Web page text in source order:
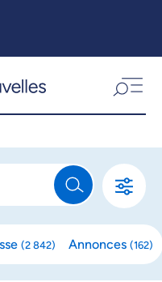
(2 842) Annonces (162)